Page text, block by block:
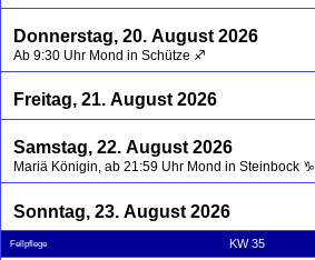
Donnerstag, 20. August 2026
Ab 9:30 Uhr Mond in Schütze ♐
Freitag, 21. August 2026
Samstag, 22. August 2026
Mariä Königin, ab 21:59 Uhr Mond in Steinbock ♑
Sonntag, 23. August 2026
Fellpflege KW 35